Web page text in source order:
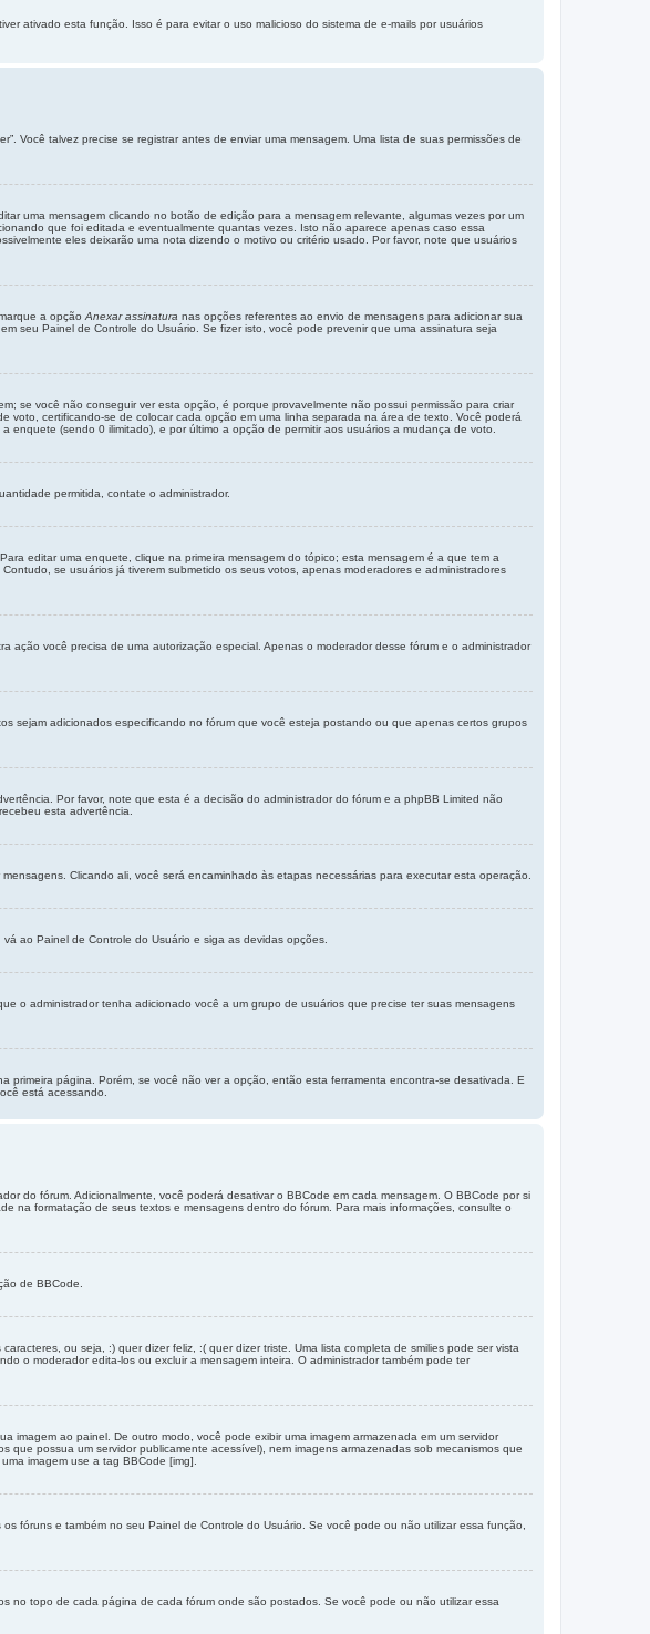
ativado esta função. Isso é para evitar o uso malicioso do sistema de e-mails por usuários
Você talvez precise se registrar antes de enviar uma mensagem. Uma lista de suas permissões de
uma mensagem clicando no botão de edição para a mensagem relevante, algumas vezes por um
que foi editada e eventualmente quantas vezes. Isto não aparece apenas caso essa
eles deixarão uma nota dizendo o motivo ou critério usado. Por favor, note que usuários
a opção Anexar assinatura nas opções referentes ao envio de mensagens para adicionar sua
seu Painel de Controle do Usuário. Se fizer isto, você pode prevenir que uma assinatura seja
se você não conseguir ver esta opção, é porque provavelmente não possui permissão para criar
certificando-se de colocar cada opção em uma linha separada na área de texto. Você poderá
enquete (sendo 0 ilimitado), e por último a opção de permitir aos usuários a mudança de voto.
permitida, contate o administrador.
editar uma enquete, clique na primeira mensagem do tópico; esta mensagem é a que tem a
se usuários já tiverem submetido os seus votos, apenas moderadores e administradores
você precisa de uma autorização especial. Apenas o moderador desse fórum e o administrador
sejam adicionados especificando no fórum que você esteja postando ou que apenas certos grupos
Por favor, note que esta é a decisão do administrador do fórum e a phpBB Limited não
esta advertência.
Clicando ali, você será encaminhado às etapas necessárias para executar esta operação.
ao Painel de Controle do Usuário e siga as devidas opções.
o administrador tenha adicionado você a um grupo de usuários que precise ter suas mensagens
primeira página. Porém, se você não ver a opção, então esta ferramenta encontra-se desativada. E
está acessando.
do fórum. Adicionalmente, você poderá desativar o BBCode em cada mensagem. O BBCode por si
na formatação de seus textos e mensagens dentro do fórum. Para mais informações, consulte o
de BBCode.
ou seja, :) quer dizer feliz, :( quer dizer triste. Uma lista completa de smilies pode ser vista
o moderador edita-los ou excluir a mensagem inteira. O administrador também pode ter
imagem ao painel. De outro modo, você pode exibir uma imagem armazenada em um servidor
possua um servidor publicamente acessível), nem imagens armazenadas sob mecanismos que
imagem use a tag BBCode [img].
fóruns e também no seu Painel de Controle do Usuário. Se você pode ou não utilizar essa função,
no topo de cada página de cada fórum onde são postados. Se você pode ou não utilizar essa